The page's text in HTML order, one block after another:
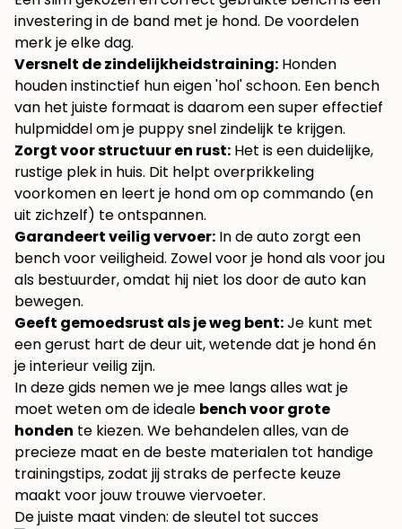
investering in de band met je hond. De voordelen
merk je elke dag.
Versnelt de zindelijkheidstraining: Honden
houden instinctief hun eigen 'hol' schoon. Een bench
van het juiste formaat is daarom een super effectief
hulpmiddel om je puppy snel zindelijk te krijgen.
Zorgt voor structuur en rust: Het is een duidelijke,
rustige plek in huis. Dit helpt overprikkeling
voorkomen en leert je hond om op commando (en
uit zichzelf) te ontspannen.
Garandeert veilig vervoer: In de auto zorgt een
bench voor veiligheid. Zowel voor je hond als voor jou
als bestuurder, omdat hij niet los door de auto kan
bewegen.
Geeft gemoedsrust als je weg bent:Je kunt met
een gerust hart de deur uit, wetende dat je hond én
je interieur veilig zijn.
In deze gids nemen we je mee langs alles wat je
moet weten om de ideale bench voor grote
honden te kiezen. We behandelen alles, van de
precieze maat en de beste materialen tot handige
trainingstips, zodat jij straks de perfecte keuze
maakt voor jouw trouwe viervoeter.
De juiste maat vinden: de sleutel tot succes